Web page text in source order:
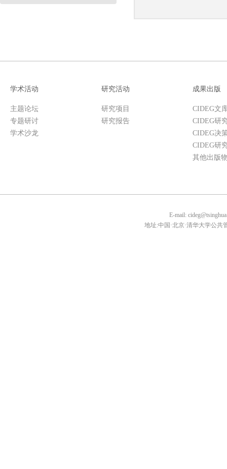
学术活动
主题论坛
专题研讨
学术沙龙
研究活动
研究项目
研究报告
成果出版
CIDEG文
CIDEG研
CIDEG决
CIDEG研
其他出版
E-mail:
地址:中国·北京·清华大学公共